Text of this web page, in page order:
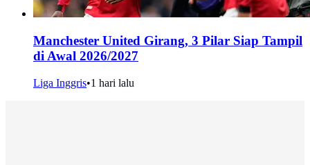
Manchester United Girang, 3 Pilar Siap Tampil
di Awal 2026/2027
Liga Inggris•1 hari lalu